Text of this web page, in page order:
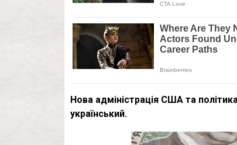
Нова адміністрація США та
український.